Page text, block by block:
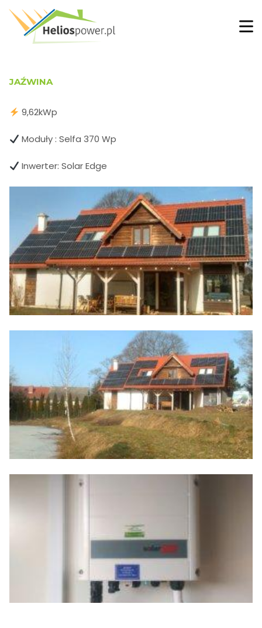
JAŹWINA
9,62kWp
Moduły : Selfa 370 Wp
Inwerter: Solar Edge